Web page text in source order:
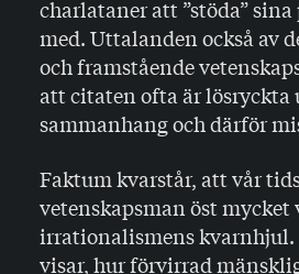
charlataner att ”stöda”
med. Uttalanden också av
och framstående
att citaten ofta är lösryckta
sammanhang och därför
Faktum kvarstår, att vår
vetenskapsman öst mycket
irrationalismens kvarnhjul.
visar, hur förvirrad